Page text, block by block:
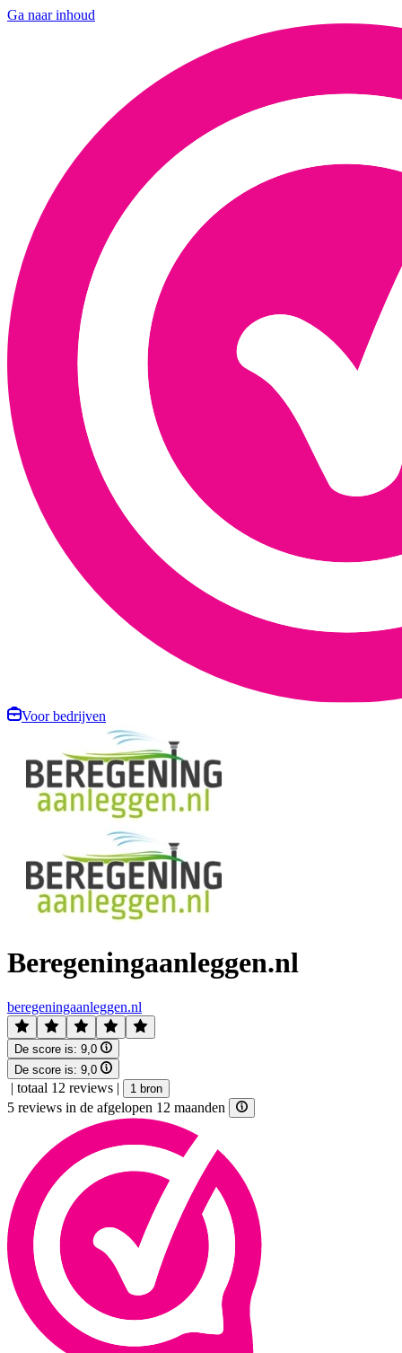
Ga naar inhoud
Voor bedrijven
Beregeningaanleggen.nl
beregeningaanleggen.nl
De score is: 9,0
De score is: 9,0
| totaal 12 reviews | 1 bron
5 reviews in de afgelopen 12 maanden